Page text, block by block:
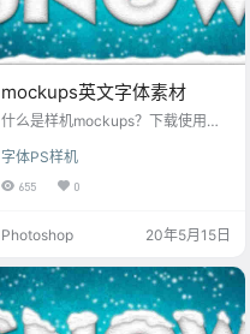
mockups英文字体素材
什么是样机mockups？下载使用这
成提高你的工作效率，每一个样机
素材高清可印刷，字体样式样机风
格多元化，丰富的样机场景，每一
选，助你打造炫酷文字logo样机！
ockups样机素材的各种需求。
字体PS样机
655 0
Photoshop 20年5月15日